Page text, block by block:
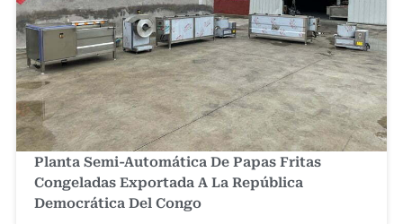
Planta Semi-Automática De Papas Fritas
Congeladas Exportada A La República
Democrática Del Congo